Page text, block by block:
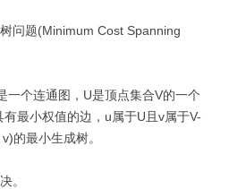
问题(Minimum Cost Spanning
一个连通图，U是顶点集合V的一个
最小权值的边，u属于U且v属于V-
的最小生成树。
。